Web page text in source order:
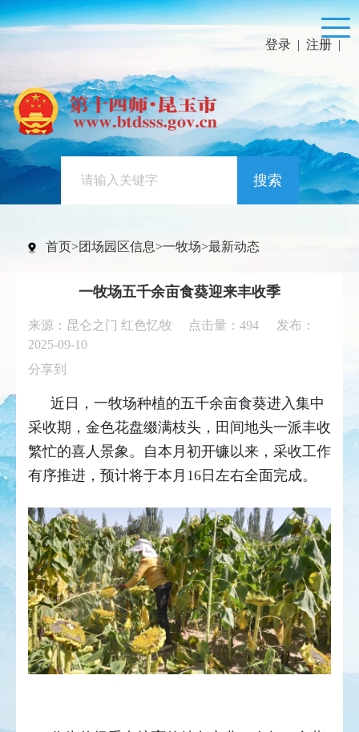
登录 | 注册 |
搜索
首页>团场园区信息>一牧场>最新动态
一牧场五千余亩食葵迎来丰收季
来源：昆仑之门 红色忆牧 点击量： 494
发布：
2025-09-10
分享到
近日，一牧场种植的五千余亩食葵进入集中
采收期，金色花盘缀满枝头，田间地头一派丰收
繁忙的喜人景象。自本月初开镰以来，采收工作
有序推进，预计将于本月16日左右全面完成。